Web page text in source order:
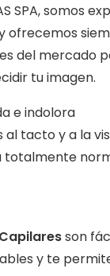
SPA, somos
ofrecemos
del mercado
tu imagen.
e indolora
al tacto y a la
totalmente
son
y te